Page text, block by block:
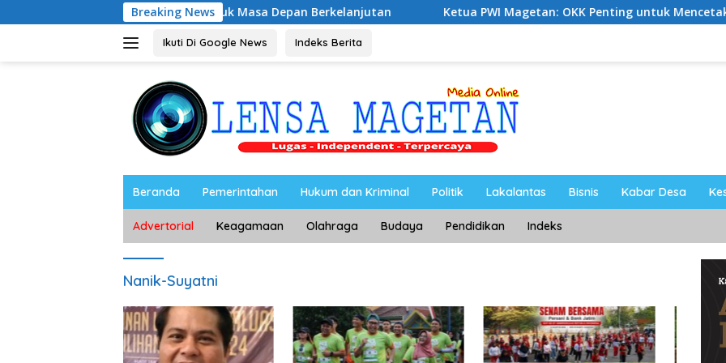
ke
Breaking News
Dorong Inovasi untuk Masa Depan Berkelanjutan Ketua PWI Magetan: OKK Penting untuk Mencetak Wartawan
Ikuti Di Google News Indeks Berita
Beranda Pemerintahan Hukum dan Kriminal Politik Lakalantas Bisnis Kabar Desa
Advertorial Keagamaan Olahraga Budaya Pendidikan Indeks
Nanik-Suyatni